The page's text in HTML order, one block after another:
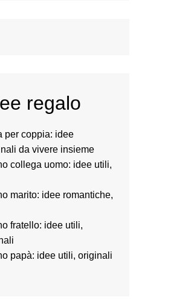
regalo
per coppia: idee
da vivere insieme
collega uomo: idee utili,
marito: idee romantiche,
fratello: idee utili,
papà: idee utili, originali